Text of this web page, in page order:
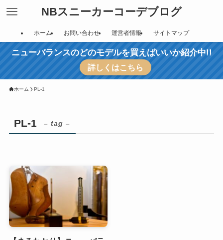
NBスニーカーコーデブログ
ホーム お問い合わせ 運営者情報 サイトマップ
ニューバランスのどのモデルを買えばいいか紹介中!!
詳しくはこちら
ホーム PL-1
PL-1 – tag –